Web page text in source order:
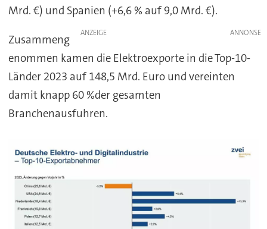
Mrd. €) und Spanien (+6,6 % auf 9,0 Mrd. €).
ANZEIGE
Zusammeng
enommen kamen die Elektroexporte in die Top-10-
Länder 2023 auf 148,5 Mrd. Euro und vereinten
damit knapp 60 %der gesamten
Branchenausfuhren.